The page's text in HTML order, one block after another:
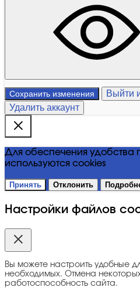
Сохранить изменения
Выйти
Удалить аккаунт
Для обеспечения удобства
используются cookies
Принять Отклонить
Настройки файлов
Вы можете настроить удобные
необходимых. Отмена
работоспособность сайта.